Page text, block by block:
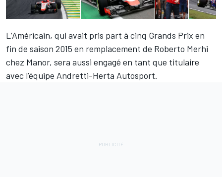
L’Américain, qui avait pris part à cinq Grands Prix en
fin de saison 2015 en remplacement de Roberto Merhi
chez Manor, sera aussi engagé en tant que titulaire
avec l’équipe Andretti-Herta Autosport.